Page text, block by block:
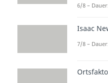
Um
du die
F auf:
6/8 –
Isaac
7/8 –